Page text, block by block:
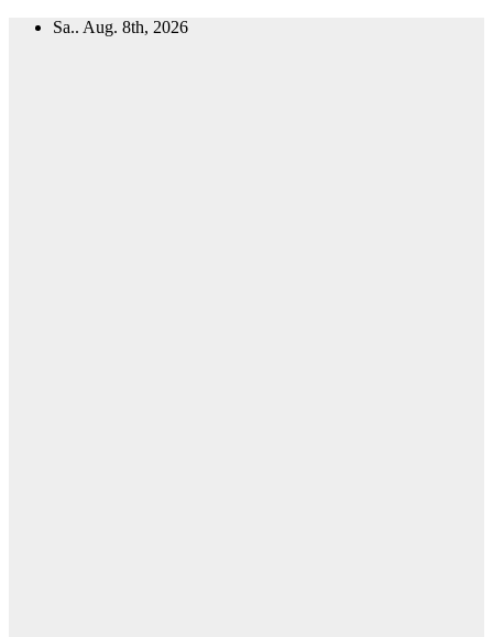
Zum
Sa.. Aug. 8th, 2026